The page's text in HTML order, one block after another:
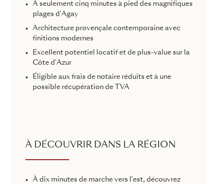
À seulement cinq minutes à pied des magnifiques
plages d'Agay
Architecture provençale contemporaine avec
finitions modernes
Excellent potentiel locatif et de plus-value sur la
Côte d'Azur
Éligible aux frais de notaire réduits et à une
possible récupération de TVA
À DÉCOUVRIR DANS LA RÉGION
À dix minutes de marche vers l'est, découvrez